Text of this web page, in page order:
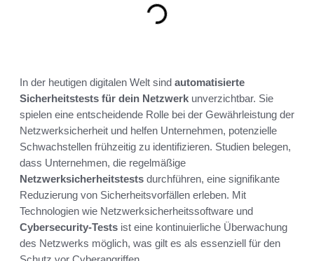
In der heutigen digitalen Welt sind automatisierte
Sicherheitstests für dein Netzwerk unverzichtbar. Sie
spielen eine entscheidende Rolle bei der Gewährleistung der
Netzwerksicherheit und helfen Unternehmen, potenzielle
Schwachstellen frühzeitig zu identifizieren. Studien belegen,
dass Unternehmen, die regelmäßige
Netzwerksicherheitstests durchführen, eine signifikante
Reduzierung von Sicherheitsvorfällen erleben. Mit
Technologien wie Netzwerksicherheitssoftware und
Cybersecurity-Tests ist eine kontinuierliche Überwachung
des Netzwerks möglich, was gilt es als essenziell für den